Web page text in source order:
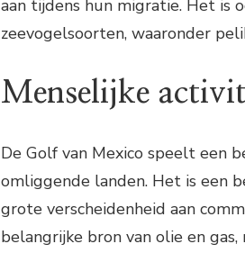
aan tijdens hun migratie. Het is
zeevogelsoorten, waaronder
Menselijke
De Golf van Mexico speelt een
omliggende landen. Het is een
grote verscheidenheid aan
belangrijke bron van olie en